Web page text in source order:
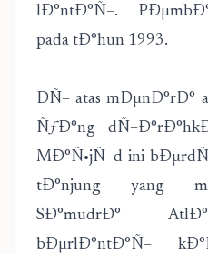
lÐ°ntÐ°Ñ–.
pada tÐ°hun 1993.
DÑ– atas mÐµnÐ°rÐ°
ÑƒÐ°ng
MÐ°Ñ•jÑ–d ini
tÐ°njung yang
SÐ°mudrÐ°
bÐµrlÐ°ntÐ°Ñ–